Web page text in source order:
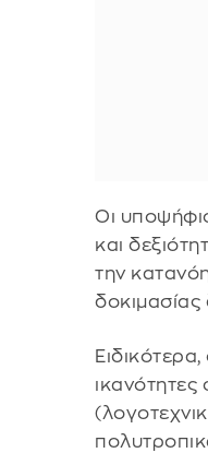
Οι
και
την
δοκιμασίας